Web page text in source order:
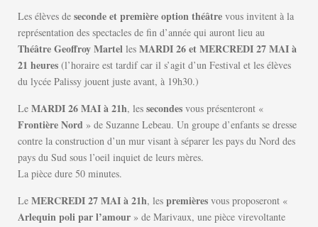
Les élèves de seconde et première option théâtre vous invitent à la
représentation des spectacles de fin d’année qui auront lieu au
Théâtre Geoffroy Martel les MARDI 26 et MERCREDI 27 MAI à
21 heures (l’horaire est tardif car il s’agit d’un Festival et les élèves
du lycée Palissy jouent juste avant, à 19h30.)
Le MARDI 26 MAI à 21h, les secondes vous présenteront «
Frontière Nord » de Suzanne Lebeau. Un groupe d’enfants se dresse
contre la construction d’un mur visant à séparer les pays du Nord des
pays du Sud sous l’oeil inquiet de leurs mères.
La pièce dure 50 minutes.
Le MERCREDI 27 MAI à 21h, les premières vous proposeront «
Arlequin poli par l’amour » de Marivaux, une pièce virevoltante